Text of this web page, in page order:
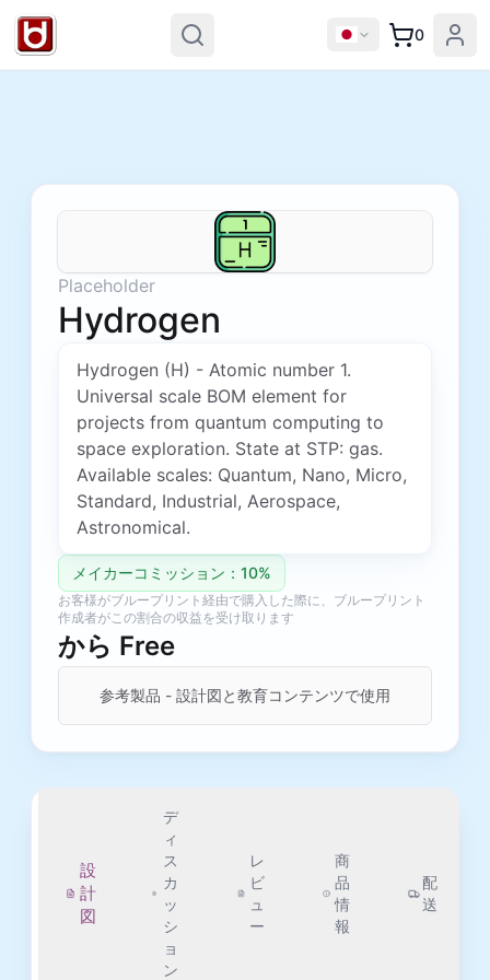
0
Placeholder
Hydrogen
Hydrogen (H) - Atomic number 1.
Universal scale BOM element for
projects from quantum computing to
space exploration. State at STP: gas.
Available scales: Quantum, Nano, Micro,
Standard, Industrial, Aerospace,
Astronomical.
メイカーコミッション：10%
お客様がブループリント経由で購入した際に、ブループリント
作成者がこの割合の収益を受け取ります
から Free
参考製品 - 設計図と教育コンテンツで使用
設
計
図
デ
ィ
ス
カ
ッ
シ
ョ
ン
レ
ビ
ュ
ー
商
品
情
報
配
送